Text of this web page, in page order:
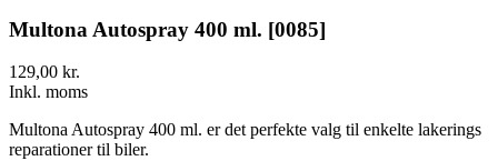
Multona Autospray 400 ml. [0085]
129,00 kr.
Inkl. moms
Multona Autospray 400 ml. er det perfekte valg til enkelte lakerings
reparationer til biler.